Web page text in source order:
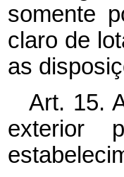
somente
claro de
as
Art. 15.
exterior